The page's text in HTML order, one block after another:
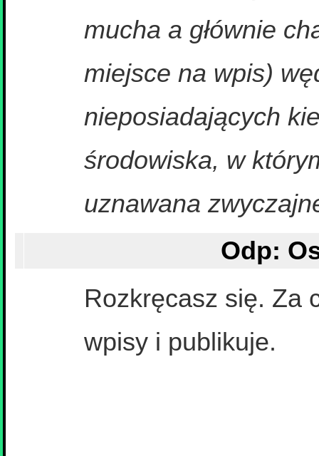
mucha a głównie
miejsce na wpis)
nieposiadających
środowiska, w
uznawana
Rozkręcasz się. Za
wpisy i publikuje.